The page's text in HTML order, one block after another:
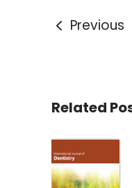
Previous
Related